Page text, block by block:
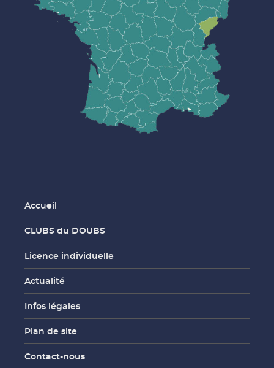
Accueil
CLUBS du DOUBS
Licence individuelle
Actualité
Infos légales
Plan de site
Contact-nous